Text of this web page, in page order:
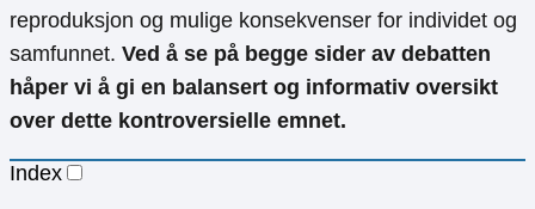
reproduksjon og mulige konsekvenser for individet og
samfunnet. Ved å se på begge sider av debatten
håper vi å gi en balansert og informativ oversikt
over dette kontroversielle emnet.
Index